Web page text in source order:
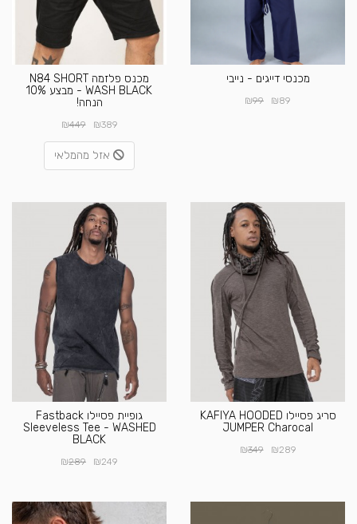
מכנסי דייגים - נייבי
₪89
₪99
מכנס פלזמה N84 SHORT
WASH BLACK - מבצע 10%
הנחה!
₪389
₪449
אזל מהמלאי
סריג פסיילו KAFIYA HOODED
JUMPER Charocal
₪289
₪349
גופיית פסיילו Fastback
Sleeveless Tee - WASHED
BLACK
₪249
₪289